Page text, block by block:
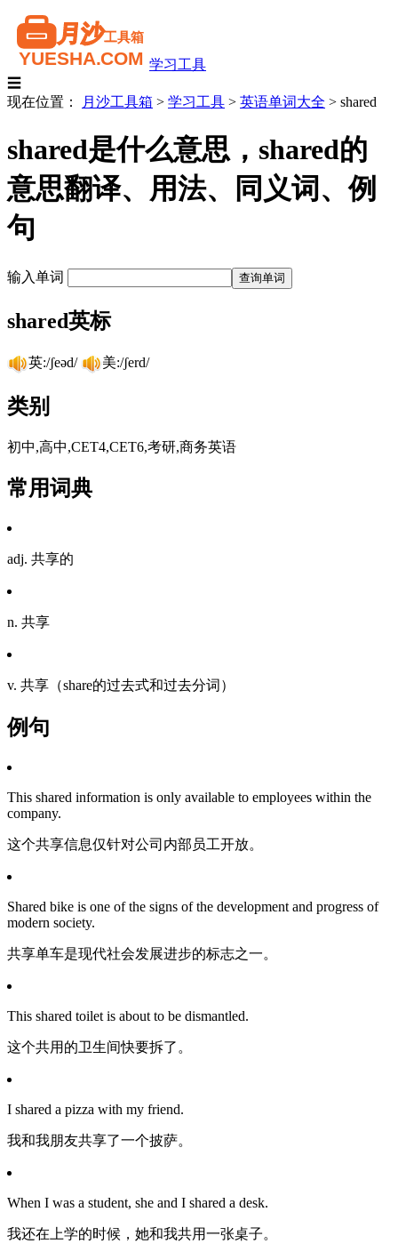
学习工具
☰
现在位置：
月沙工具箱 > 学习工具 > 英语单词大全 > shared
shared是什么意思，shared的
意思翻译、用法、同义词、例
句
输入单词
shared英标
英:/ʃeəd/ 美:/ʃerd/
类别
初中,高中,CET4,CET6,考研,商务英语
常用词典
adj. 共享的
n. 共享
v. 共享（share的过去式和过去分词）
例句
This shared information is only available to employees within the
company.
这个共享信息仅针对公司内部员工开放。
Shared bike is one of the signs of the development and progress of
modern society.
共享单车是现代社会发展进步的标志之一。
This shared toilet is about to be dismantled.
这个共用的卫生间快要拆了。
I shared a pizza with my friend.
我和我朋友共享了一个披萨。
When I was a student, she and I shared a desk.
我还在上学的时候，她和我共用一张桌子。